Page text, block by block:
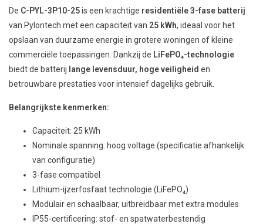
De C-PYL-3P10-25is een krachtige residentiële 3-fase batterij
van Pylontech met een capaciteit van 25 kWh, ideaal voor het
opslaan van duurzame energie in grotere woningen of kleine
commerciële toepassingen. Dankzij de LiFePO₄-technologie
biedt de batterij lange levensduur, hoge veiligheid en
betrouwbare prestaties voor intensief dagelijks gebruik.
Belangrijkste kenmerken:
Capaciteit: 25 kWh
Nominale spanning: hoog voltage (specificatie afhankelijk
van configuratie)
3-fase compatibel
Lithium-ijzerfosfaat technologie (LiFePO₄)
Modulair en schaalbaar, uitbreidbaar met extra modules
IP55-certificering: stof- en spatwaterbestendig